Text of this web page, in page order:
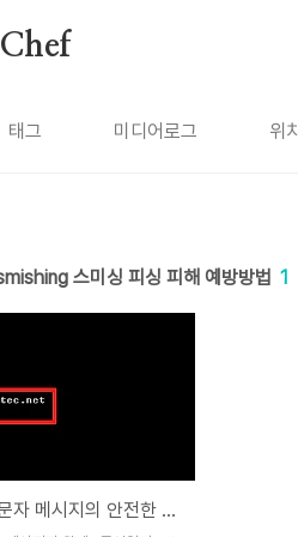
태그 미디어로그 위
스미싱 피싱 피해 예방방법 1
피싱 의심 문자 메시지의 안전한 확인방법